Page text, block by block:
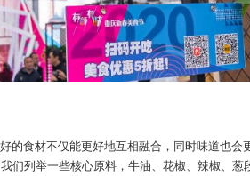
的食材不仅能更好地互相融合，同时味道也会
们列举一些核心原料，牛油、花椒、辣椒、